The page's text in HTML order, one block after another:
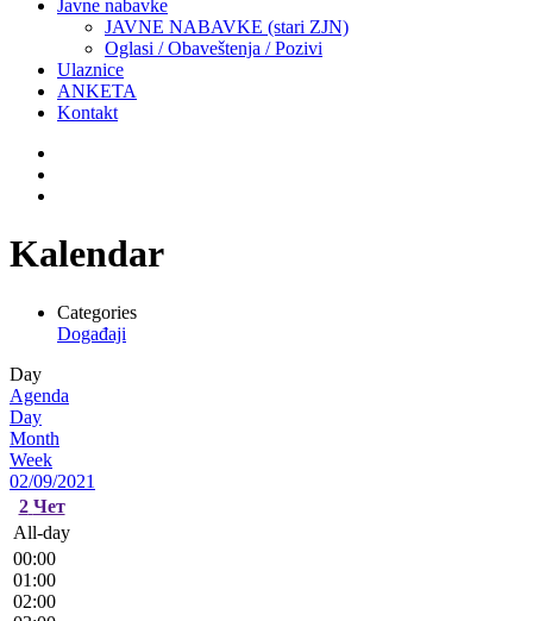
Javne nabavke
JAVNE NABAVKE (stari ZJN)
Oglasi / Obaveštenja / Pozivi
Ulaznice
ANKETA
Kontakt
Kalendar
Categories
Događaji
Day
Agenda
Day
Month
Week
02/09/2021
2 Чет
All-day
00:00
01:00
02:00